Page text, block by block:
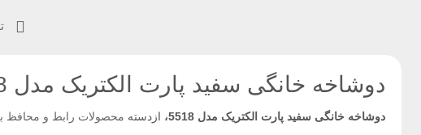
دوشاخه خانگی سفید پارت الکتریک مدل 5518
دوشاخه خانگی سفید پارت الکتریک مدل 5518، ازدسته محصولات ر ابط و محافظ